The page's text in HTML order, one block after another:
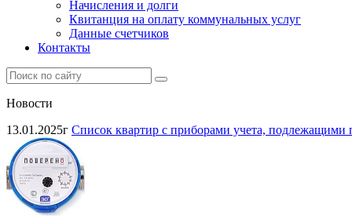
Начисления и долги
Квитанция на оплату коммунальных услуг
Данные счетчиков
Контакты
Новости
13.01.2025г Список квартир с приборами учета, подлежащими